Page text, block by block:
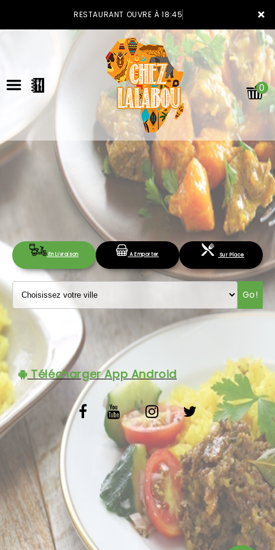
×
RESTAURANT OUVRE À 18:45
VOTRE COMPTE
NOTRE RESTAURANT
VOS AVIS
MENTIONS LÉGALES
0
En Livraison A Emporter Sur Place
Go!
Télécharger App Android